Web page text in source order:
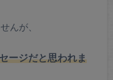
んが、
ージだと思われま